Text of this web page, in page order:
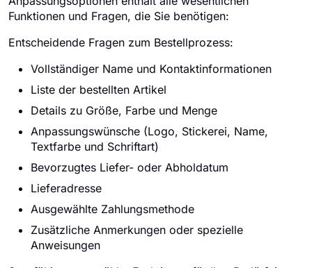
Funktionen und Fragen, die Sie benötigen:
Entscheidende Fragen zum Bestellprozess:
Vollständiger Name und Kontaktinformationen
Liste der bestellten Artikel
Details zu Größe, Farbe und Menge
Anpassungswünsche (Logo, Stickerei, Name,
Textfarbe und Schriftart)
Bevorzugtes Liefer- oder Abholdatum
Lieferadresse
Ausgewählte Zahlungsmethode
Zusätzliche Anmerkungen oder spezielle
Anweisungen